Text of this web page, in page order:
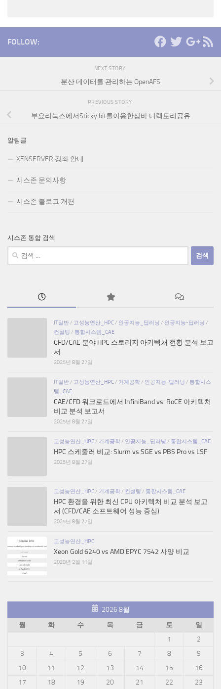
FOLLOW:
NEXT STORY
분산 데이터를 관리하는 OpenAFS
PREVIOUS STORY
부요리눅스에서Sticky bit를이용한삼바 디렉토리공유
알림글
XENSERVER 강좌 안내
시스존 문의사항
시스존 블로그 개편
시스존 통합 검색
검
IT일반 / 고성능연산_HPC / 인공지능_딥러닝 / 인공지능-딥러닝 /
컨설팅 / 통합시스템_CAE
CFD/CAE 분야 HPC 스토리지 아키텍처 현황 분석 보고
서
2025년 8월 27일
IT일반 / 고성능연산_HPC / 기계공학 / 인공지능-딥러닝 / 통합시스
템_CAE
CAE/CFD 워크로드에서 InfiniBand vs. RoCE 아키텍처
비교 분석 보고서
2025년 8월 27일
고성능연산_HPC / 기계공학 / 인공지능_딥러닝 / 통합시스템_CAE
HPC 스케줄러 비교: Slurm vs SGE vs PBS Pro vs LSF
2025년 8월 27일
고성능연산_HPC / 기계공학 / 컨설팅 / 통합시스템_CAE
HPC 환경을 위한 최신 CPU 아키텍처 비교 분석 보고
서 (CFD/CAE 소프트웨어 성능 중심)
2025년 8월 27일
고성능연산_HPC
Xeon Gold 6240 vs AMD EPYC 7542 사양 비교
2020년 2월 11일
2026 8월
월
화 수 목 금 토
일
1
2
3
4 5 6 7 8
9
10
11 12 13 14 15
16
17
18 19 20 21 22 23